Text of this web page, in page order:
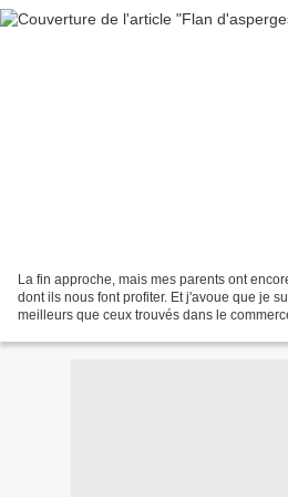
La fin approche, mais mes parents ont
dont ils nous font profiter. Et j'avoue que je
meilleurs que ceux trouvés dans le